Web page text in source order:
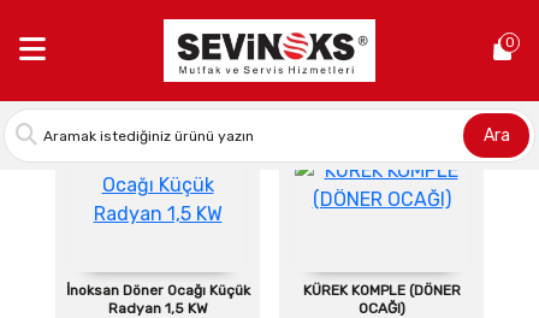
0
Ara
İnoksan Döner Ocağı Küçük
Radyan 1,5 KW
KÜREK KOMPLE (DÖNER
OCAĞI)